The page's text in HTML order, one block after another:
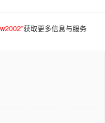
获取更多信息与服务